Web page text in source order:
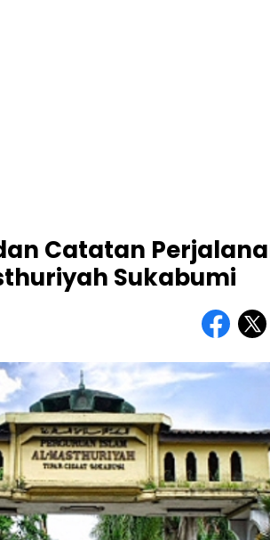
Catatan
Sukabumi